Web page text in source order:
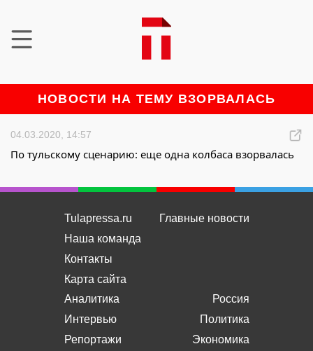
НОВОСТИ НА ТЕМУ ВЗОРВАЛАСЬ
04.03.2020, 14:57
По тульскому сценарию: еще одна колбаса взорвалась
Tulapressa.ru
Наша команда
Контакты
Карта сайта
Главные новости
Аналитика
Интервью
Репортажи
Россия
Политика
Экономика